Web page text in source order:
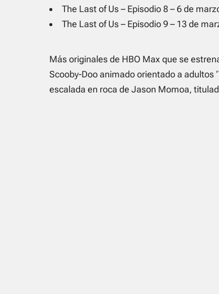
The Last of Us – Episodio 8 – 6 de
The Last of Us – Episodio 9 – 13 de
Más originales de HBO Max que se
Scooby-Doo animado orientado a adultos
escalada en roca de Jason Momoa,